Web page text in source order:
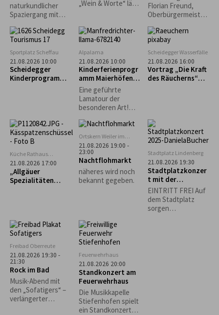
naturkundlicher
Spaziergang mit
Kräuterpädagogin,
Pilzcoach (DGfM)
Dr. med. Helga
Wollmerstedt...
„Wein & Worte“ lädt
Florian Freund,
Oberbürgermeister
Sportplatz Scheffau
21.08.2026 10:00
Scheidegger
Kinderprogramm:
Alpalama
21.08.2026 10:00
Kinderferienprogr
amm Maierhöfen:
Alpalama Familien-
Erlebniszeit
Eine geführte
Lamatour der
besonderen Art!
Familien Pro Familie
60 €.
Scheidegger Wasserfälle
21.08.2026 16:00
Vortrag „Die Kraft
des Räucherns“
Küche Rathaus
Scheidegg
21.08.2026 17:00
„Allgäuer
Spezialitäten
Ortskern Weiler im
Allgäu
21.08.2026 19:00 -
23:00
Nachtflohmarkt
näheres wird noch
bekannt gegeben.
Stadtplatz Lindenberg
21.08.2026 19:30
Stadtplatzkonzer
t mit der
Musikgruppe
"Bährig Böhmisch"
EINTRITT FREI Auf
dem Stadtplatz
sorgen
Freibad Oberreute
21.08.2026 19:30 -
21:30
Rock im Bad
Musik-Abend mit
den „Sofatigers“ –
verlängerter
Feuerwehrhaus
21.08.2026 20:00
Standkonzert am
Feuerwehrhaus
Die Musikkapelle
Stiefenhofen spielt
ein Standkonzert